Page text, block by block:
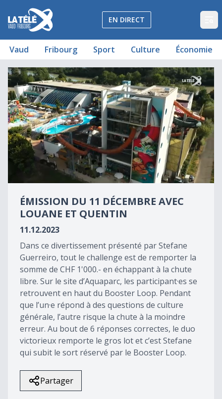
La Télé - Télévision régionale Vaud et Fribourg
EN DIRECT
Vaud Fribourg Sport Culture Économie
Le quiz qui met votre complicité à rude épreuve
Émission du 11 décembre avec Louane et Quentin
seconds
seconds
ÉMISSION DU 11 DÉCEMBRE AVEC
LOUANE ET QUENTIN
11.12.2023
Dans ce divertissement présenté par Stefane
Guerreiro, tout le challenge est de remporter la
somme de CHF 1'000.- en échappant à la chute
libre. Sur le site d’Aquaparc, les participant·es se
retrouvent en haut du Booster Loop. Pendant
que l’un·e répond à des questions de culture
générale, l’autre risque la chute à la moindre
erreur. Au bout de 6 réponses correctes, le duo
victorieux remporte le gros lot et c’est Stefane
qui subit le sort réservé par le Booster Loop.
Partager